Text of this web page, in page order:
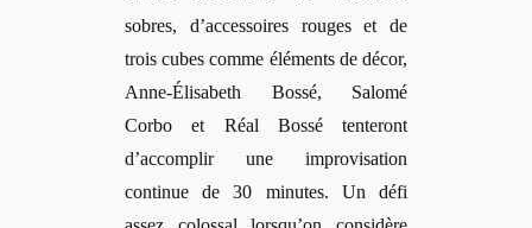
sobres, d’accessoires rouges et de
trois cubes comme éléments de décor,
Anne-Élisabeth Bossé, Salomé
Corbo et Réal Bossé tenteront
d’accomplir une improvisation
continue de 30 minutes. Un défi